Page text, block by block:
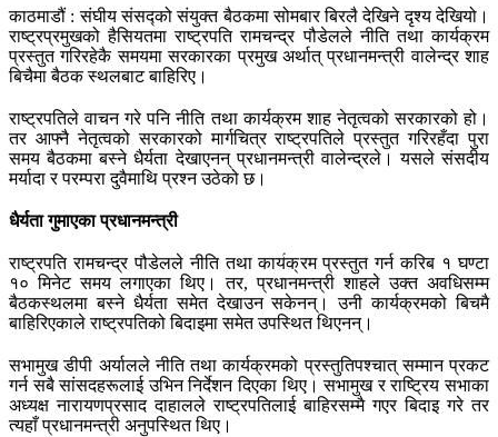
काठमाडौं : संघीय संसद्को संयुक्त बैठकमा सोमबार बिरलै देखिने दृश्य देखियो।
राष्ट्रप्रमुखको हैसियतमा राष्ट्रपति रामचन्द्र पौडेलले नीति तथा कार्यक्रम
प्रस्तुत गरिरहेकै समयमा सरकारका प्रमुख अर्थात् प्रधानमन्त्री वालेन्द्र शाह
बिचैमा बैठक स्थलबाट बाहिरिए।
राष्ट्रपतिले वाचन गरे पनि नीति तथा कार्यक्रम शाह नेतृत्वको सरकारको हो।
तर आफ्नै नेतृत्वको सरकारको मार्गचित्र राष्ट्रपतिले प्रस्तुत गरिरहँदा पुरा
समय बैठकमा बस्ने धैर्यता देखाएनन् प्रधानमन्त्री वालेन्द्रले। यसले संसदीय
मर्यादा र परम्परा दुवैमाथि प्रश्न उठेको छ।
धैर्यता गुमाएका प्रधानमन्त्री
राष्ट्रपति रामचन्द्र पौडेलले नीति तथा कार्यक्रम प्रस्तुत गर्न करिब १ घण्टा
१० मिनेट समय लगाएका थिए। तर, प्रधानमन्त्री शाहले उक्त अवधिसम्म
बैठकस्थलमा बस्ने धैर्यता समेत देखाउन सकेनन्। उनी कार्यक्रमको बिचमै
बाहिरिएकाले राष्ट्रपतिको बिदाइमा समेत उपस्थित थिएनन्।
सभामुख डीपी अर्यालले नीति तथा कार्यक्रमको प्रस्तुतिपश्चात् सम्मान प्रकट
गर्न सबै सांसदहरूलाई उभिन निर्देशन दिएका थिए। सभामुख र राष्ट्रिय सभाका
अध्यक्ष नारायणप्रसाद दाहालले राष्ट्रपतिलाई बाहिरसम्मै गएर बिदाइ गरे तर
त्यहाँ प्रधानमन्त्री अनुपस्थित थिए।